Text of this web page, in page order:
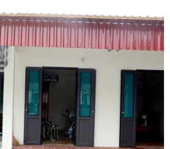
đường phố tại New York, Mỹ, ngày
(Ảnh: THX/TTXVN)
International (ANI) của
tin biến thể Omicron gây
hơn biến thể Delta tại Mỹ.